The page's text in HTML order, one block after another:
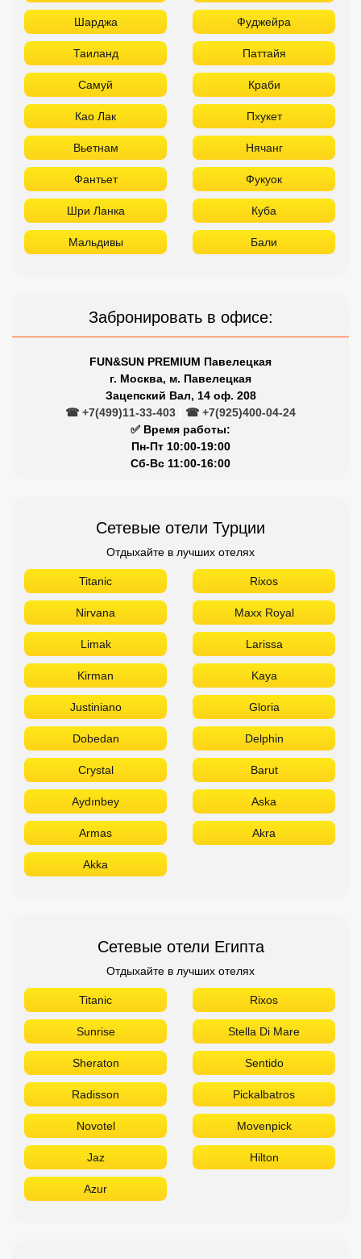
Шарджа Фуджейра
Таиланд Паттайя
Самуй Краби
Као Лак Пхукет
Вьетнам Нячанг
Фантьет Фукуок
Шри Ланка Куба
Мальдивы Бали
Забронировать в офисе:
FUN&SUN PREMIUM Павелецкая
г. Москва, м. Павелецкая
Зацепский Вал, 14 оф. 208
☎ +7(499)11-33-403
☎ +7(925)400-04-24
✅ Время работы:
Пн-Пт 10:00-19:00
Сб-Вс 11:00-16:00
Сетевые отели Турции
Отдыхайте в лучших отелях
Titanic Rixos
Nirvana Maxx Royal
Limak Larissa
Kirman Kaya
Justiniano Gloria
Dobedan Delphin
Crystal Barut
Aydınbey Aska
Armas Akra
Akka
Сетевые отели Египта
Отдыхайте в лучших отелях
Titanic Rixos
Sunrise Stella Di Mare
Sheraton Sentido
Radisson Pickalbatros
Novotel Movenpick
Jaz Hilton
Azur